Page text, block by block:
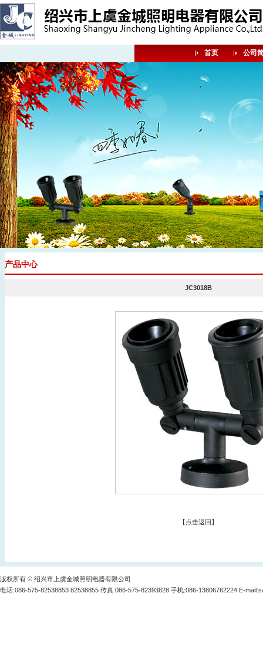
首页 公司
产品中心
JC3018B
【点击返回】
版权所有 © 绍兴市上虞金城照明电器有限公司
电话:086-575-82538853 82538855 传真:086-575-82393828 手机:086-13806762224 E-mail: